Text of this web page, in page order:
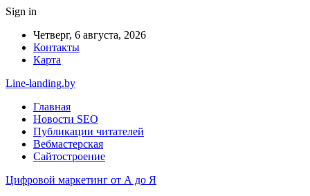
Sign in
Четверг, 6 августа, 2026
Контакты
Карта
Line-landing.by
Главная
Новости SEO
Публикации читателей
Вебмастерская
Сайтостроение
Цифровой маркетинг от А до Я